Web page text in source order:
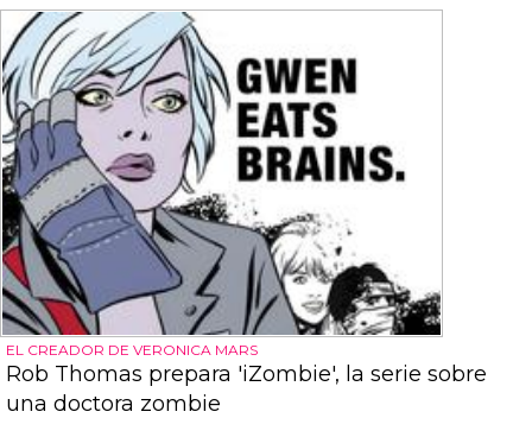
EL CREADOR DE VERONICA MARS
Rob Thomas prepara 'iZombie', la serie sobre
una doctora zombie